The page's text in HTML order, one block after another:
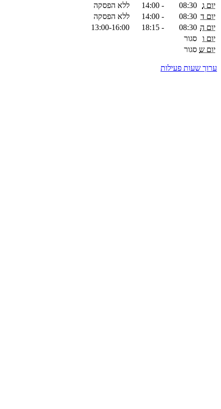
יום ג 08:30
-
14:00
ללא הפסקה
יום ד 08:30
-
14:00
ללא הפסקה
יום ה 08:30
-
18:15
13:00-16:00
יום ו
סגור
יום ש סגור
ערוך שעות פעילות